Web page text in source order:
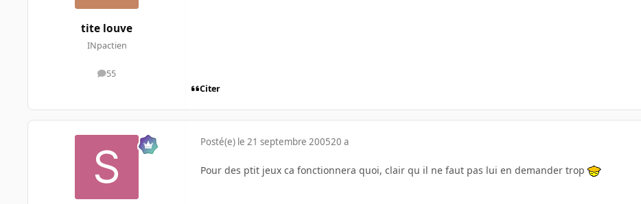
tite louve
INpactien
55
messages
Citer
Posté(e) le 21 septembre 200520 a
Pour des ptit jeux ca fonctionnera quoi, clair qu il ne faut pas lui en demander trop